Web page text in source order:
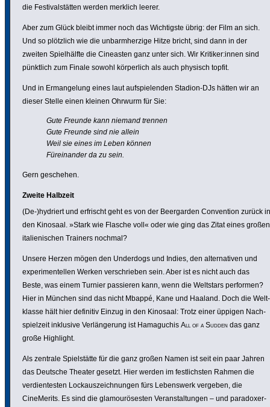
die Festi­vals­tätten werden merklich leerer.
Aber zum Glück bleibt immer noch das Wich­tigste übrig: der Film an sich.
Und so plötzlich wie die unbarm­her­zige Hitze bricht, sind dann in der
zweiten Spiel­hälfte die Cineasten ganz unter sich. Wir Kritiker:innen sind
pünktlich zum Finale sowohl körper­lich als auch physisch topfit.
Und in Erman­ge­lung eines laut aufspie­lenden Stadion-DJs hätten wir an
dieser Stelle einen kleinen Ohrwurm für Sie:
Gute Freunde kann niemand trennen
Gute Freunde sind nie allein
Weil sie eines im Leben können
Fürein­ander da zu sein.
Gern geschehen.
Zweite Halbzeit
(De-)hydriert und erfrischt geht es von der Beer­garden Conven­tion zurück in
den Kinosaal. »Stark wie Flasche voll« oder wie ging das Zitat eines großen
italie­ni­schen Trainers nochmal?
Unsere Herzen mögen den Underdogs und Indies, den alter­na­tiven und
expe­ri­men­tellen Werken verschrieben sein. Aber ist es nicht auch das
Beste, was einem Turnier passieren kann, wenn die Weltstars performen?
Hier in München sind das nicht Mbappé, Kane und Haaland. Doch die Welt­
klasse hält hier definitiv Einzug in den Kinosaal: Trotz einer üppigen Nach­
spiel­zeit inklusive Verlän­ge­rung ist Hama­guchis All of a Sudden das ganz
große Highlight.
Als zentrale Spielstätte für die ganz großen Namen ist seit ein paar Jahren
das Deutsche Theater gesetzt. Hier werden im fest­lichsten Rahmen die
verdien­testen Lock­aus­zeich­nungen fürs Lebens­werk vergeben, die
CineMe­rits. Es sind die glamourö­sesten Veran­stal­tungen – und para­do­xer­